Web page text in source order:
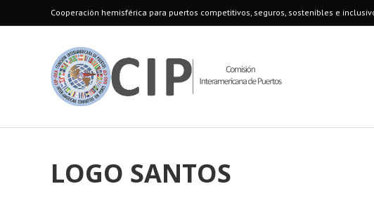
Cooperación hemisférica para puertos competitivos, seguros, sostenibles e
LOGO SANTOS